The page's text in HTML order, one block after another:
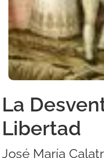
La
Libertad
José María